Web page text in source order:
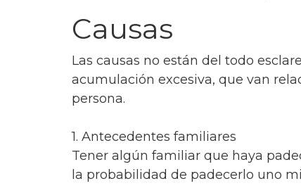
Causas
Las causas no están del todo
acumulación excesiva, que van
persona.
1. Antecedentes familiares
Tener algún familiar que haya
la probabilidad de padecerlo uno